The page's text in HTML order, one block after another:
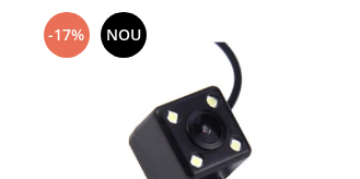
-17% NOU